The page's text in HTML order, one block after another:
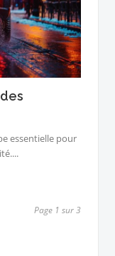
essentielle pour
Page 1 sur 3